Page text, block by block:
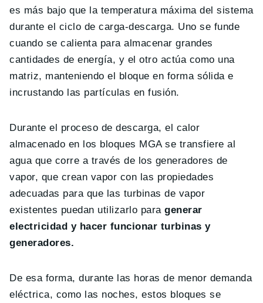
es más bajo que la temperatura máxima del sistema
durante el ciclo de carga-descarga. Uno se funde
cuando se calienta para almacenar grandes
cantidades de energía, y el otro actúa como una
matriz, manteniendo el bloque en forma sólida e
incrustando las partículas en fusión.
Durante el proceso de descarga, el calor
almacenado en los bloques MGA se transfiere al
agua que corre a través de los generadores de
vapor, que crean vapor con las propiedades
adecuadas para que las turbinas de vapor
existentes puedan utilizarlo paragenerar
electricidad y hacer funcionar turbinas y
generadores.
De esa forma, durante las horas de menor demanda
eléctrica, como las noches, estos bloques se